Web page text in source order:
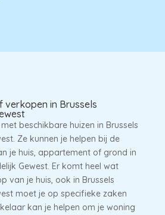
verkopen in Brussels
beschikbare huizen in Brussels
Ze kunnen je helpen bij de
je huis, appartement of grond in
Gewest. Er komt heel wat
van je huis, ook in Brussels
moet je op specifieke zaken
kan je helpen om je woning